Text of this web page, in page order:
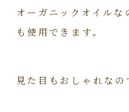
オーガニックオイル
も使用できます。
見た目もおしゃれな